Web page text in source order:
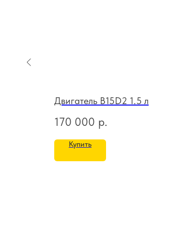
Двигатель B15D2 1.5 л
170 000 р.
Купить